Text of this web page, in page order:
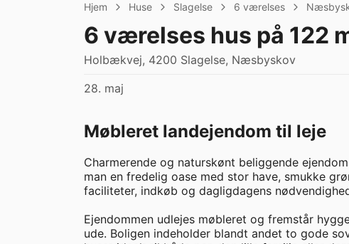
Hjem Huse Slagelse 6 værelses
6 værelses hus på 122
Holbækvej, 4200 Slagelse, Næsbyskov
28. maj
Møbleret landejendom til leje
Charmerende og naturskønt beliggende
man en fredelig oase med stor have, smukke
faciliteter, indkøb og dagligdagens
Ejendommen udlejes møbleret og fremstår
ude. Boligen indeholder blandt andet to gode